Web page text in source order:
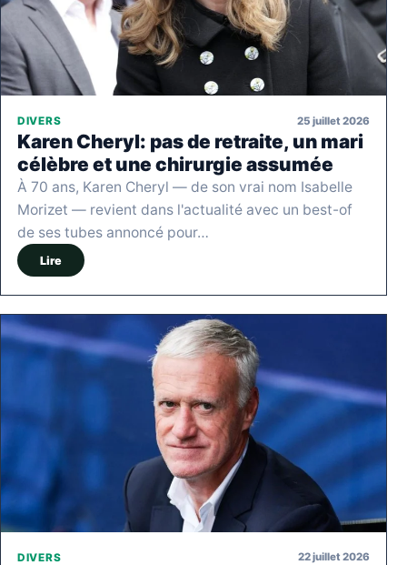
DIVERS 25 juillet 2026
Karen Cheryl: pas de retraite, un mari
célèbre et une chirurgie assumée
À 70 ans, Karen Cheryl — de son vrai nom Isabelle
Morizet — revient dans l'actualité avec un best-of
de ses tubes annoncé pour…
Lire
DIVERS 22 juillet 2026